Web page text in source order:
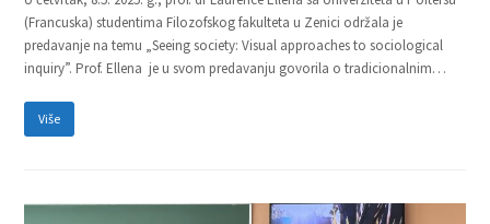
(Francuska) studentima Filozofskog fakulteta u Zenici održala je
predavanje na temu „Seeing society: Visual approaches to sociological
inquiry”. Prof. Ellena je u svom predavanju govorila o tradicionalnim…
Više